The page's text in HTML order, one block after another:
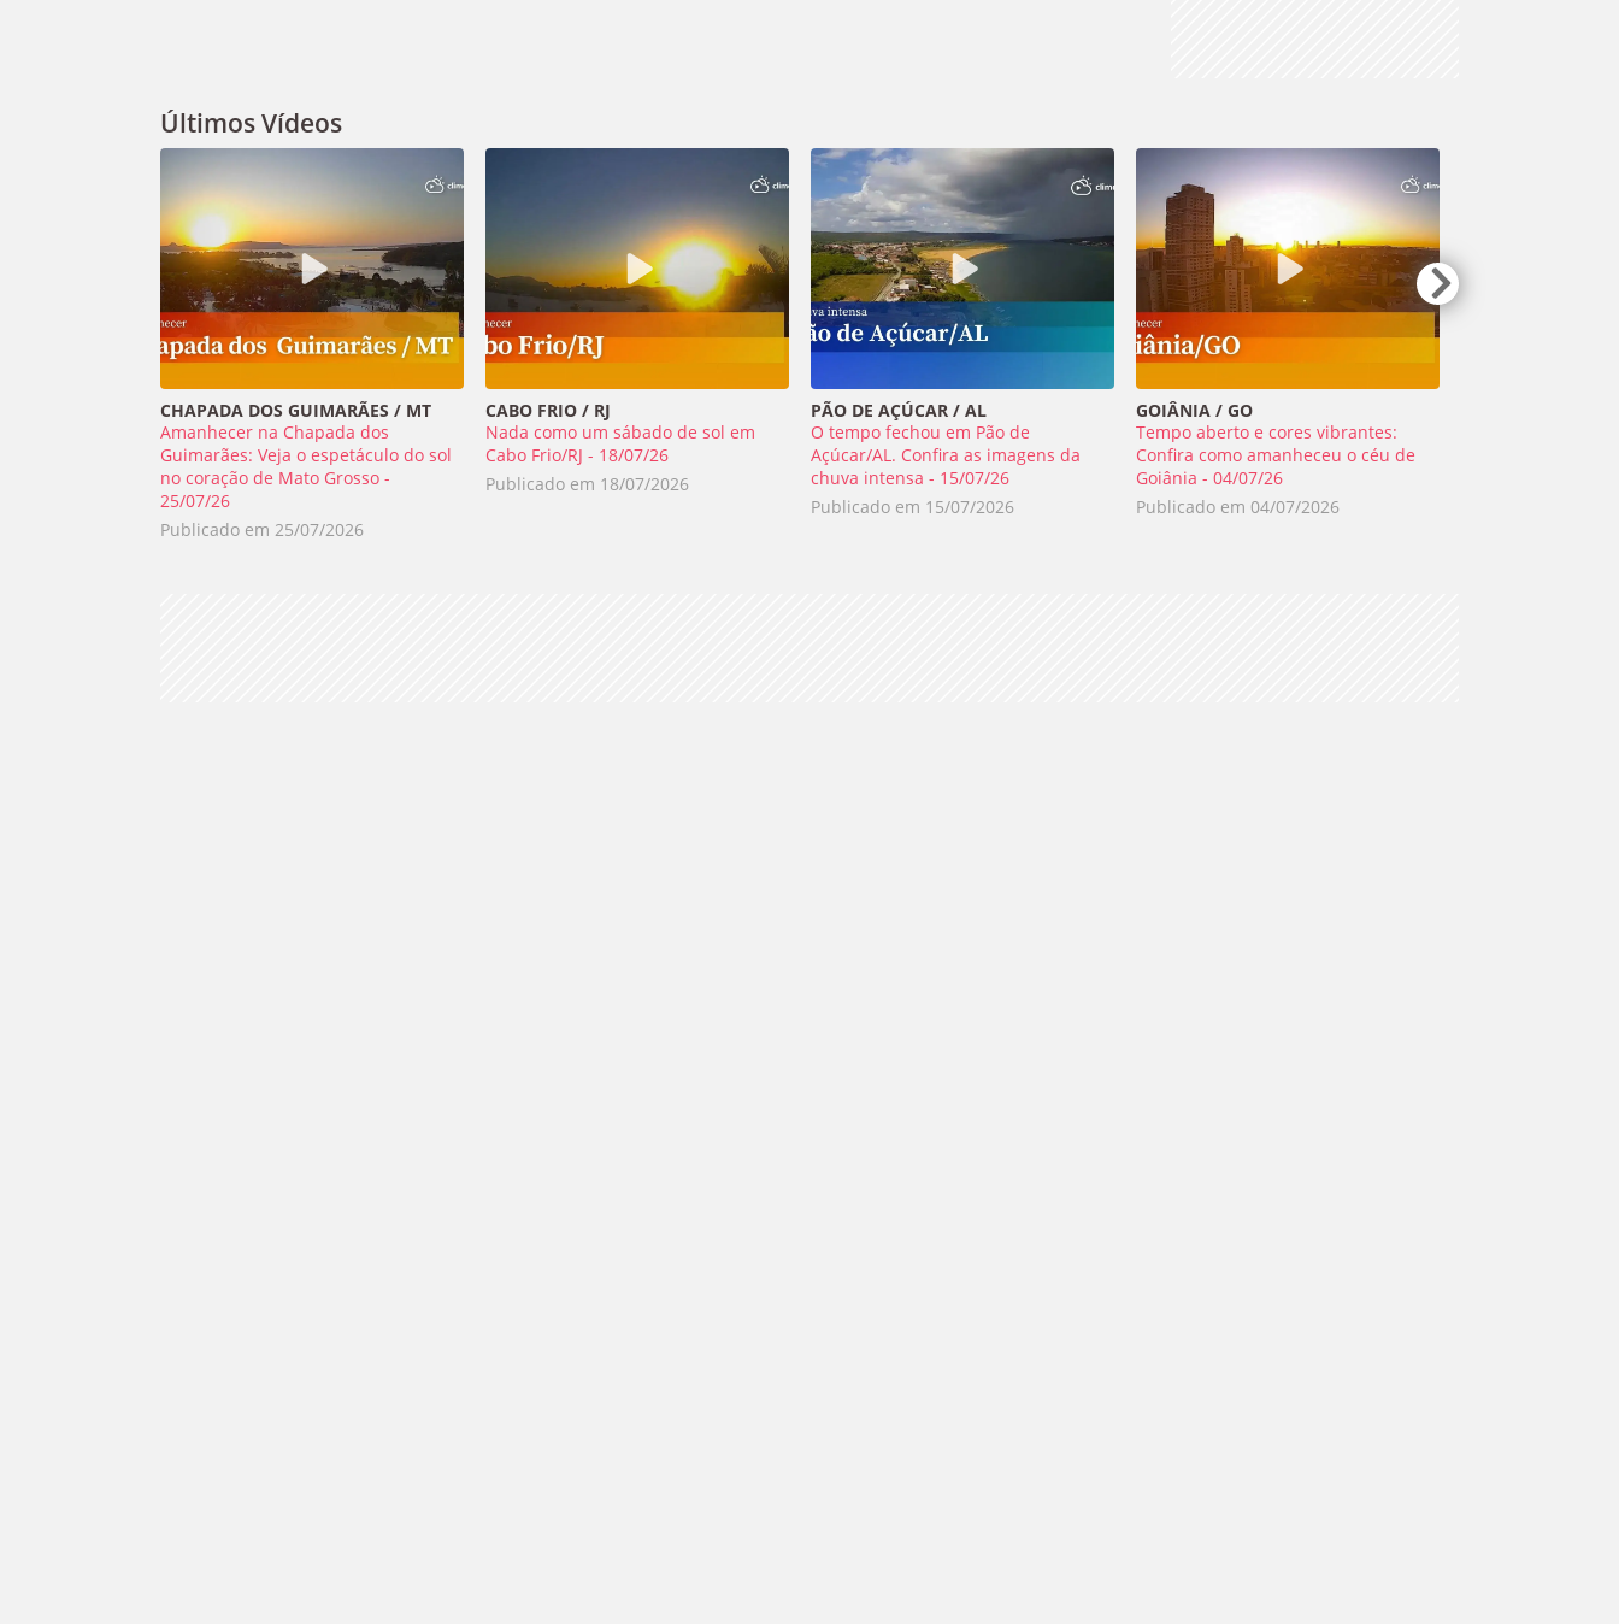
Últimos Vídeos
CHAPADA DOS GUIMARÃES / MT
Amanhecer na Chapada dos
Guimarães: Veja o espetáculo do sol
no coração de Mato Grosso -
25/07/26
Publicado em 25/07/2026
CABO FRIO / RJ
Nada como um sábado de sol em
Cabo Frio/RJ - 18/07/26
Publicado em 18/07/2026
PÃO DE AÇÚCAR / AL
O tempo fechou em Pão de
Açúcar/AL. Confira as imagens da
chuva intensa - 15/07/26
Publicado em 15/07/2026
GOIÂNIA / GO
Tempo aberto e cores vibrantes:
Confira como amanheceu o céu de
Goiânia - 04/07/26
Publicado em 04/07/2026